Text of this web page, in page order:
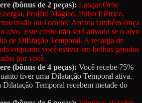
(bônus de 2 peças): Lançar Orbe
Projétil Mágico, Pulso Elétrico,
ou Torrente Arcana também lança
alvo. Este efeito não será ativado se o alvo
de Dilatação Temporal. A recarga de
enquanto você estiver em bolhas geradas
por você.
(bônus de 4 peças): Você recebe 75%
tiver uma Dilatação Temporal ativa.
Temporal recebem metade do